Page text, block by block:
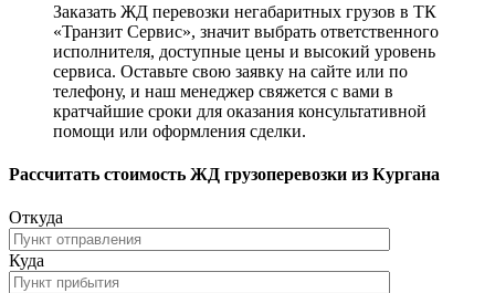
Заказать ЖД перевозки негабаритных грузов в ТК
«Транзит Сервис», значит выбрать ответственного
исполнителя, доступные цены и высокий уровень
сервиса. Оставьте свою заявку на сайте или по
телефону, и наш менеджер свяжется с вами в
кратчайшие сроки для оказания консультативной
помощи или оформления сделки.
Рассчитать стоимость ЖД грузоперевозки из Кургана
Откуда
Куда